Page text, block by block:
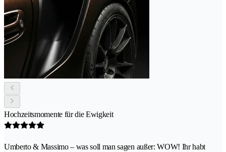
Hochzeitsmomente für die Ewigkeit
Umberto & Massimo – was soll man sagen außer: WOW! Ihr habt